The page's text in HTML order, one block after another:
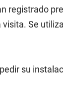
registrado
Se
su